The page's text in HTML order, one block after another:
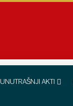
UNUTRAŠNJI AKTI